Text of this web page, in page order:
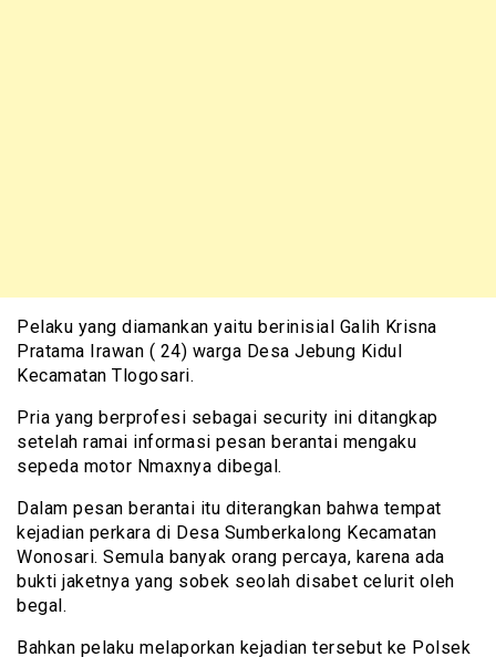
Pelaku yang diamankan yaitu berinisial Galih Krisna
Pratama Irawan ( 24) warga Desa Jebung Kidul
Kecamatan Tlogosari.
Pria yang berprofesi sebagai security ini ditangkap
setelah ramai informasi pesan berantai mengaku
sepeda motor Nmaxnya dibegal.
Dalam pesan berantai itu diterangkan bahwa tempat
kejadian perkara di Desa Sumberkalong Kecamatan
Wonosari. Semula banyak orang percaya, karena ada
bukti jaketnya yang sobek seolah disabet celurit oleh
begal.
Bahkan pelaku melaporkan kejadian tersebut ke Polsek